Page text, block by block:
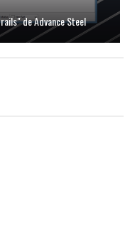
de Advance Steel